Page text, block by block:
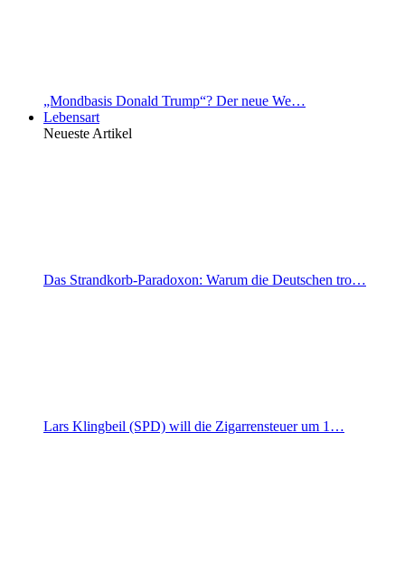
„Mondbasis Donald Trump“? Der neue We…
Lebensart
Neueste Artikel
Das Strandkorb-Paradoxon: Warum die Deutschen tro…
Lars Klingbeil (SPD) will die Zigarrensteuer um 1…